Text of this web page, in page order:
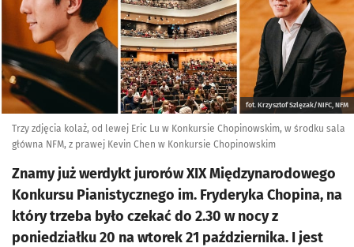
fot. Krzysztof Szlęzak/NIFC, NFM
Trzy zdjęcia kolaż, od lewej Eric Lu w Konkursie Chopinowskim, w środku sala
główna NFM, z prawej Kevin Chen w Konkursie Chopinowskim
Znamy już werdykt jurorów XIX Międzynarodowego
Konkursu Pianistycznego im. Fryderyka Chopina, na
który trzeba było czekać do 2.30 w nocy z
poniedziałku 20 na wtorek 21 października. I jest